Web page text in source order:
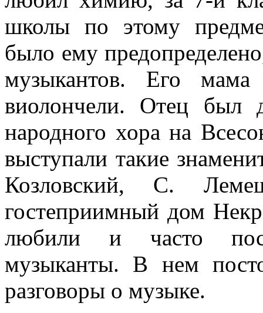
школы по этому
было ему
музыкантов. Его
виолончели. Отец был
народного хора на
выступали такие
Козловский, С.
гостеприимный дом
любили и часто
музыканты. В нем
разговоры о музыке.